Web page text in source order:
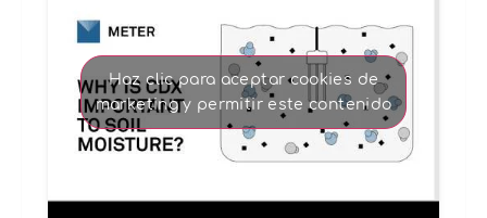
Haz clic para aceptar cookies de
marketing y permitir este contenido